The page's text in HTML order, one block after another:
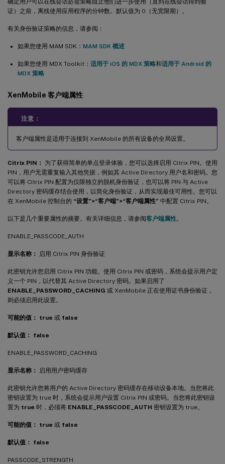
证）之前，离线使用应用程序的分钟数。默认值为 0（无宽限期）。
有关身份验证策略的信息，请参阅：
如果您使用 MAM SDK： MAM SDK 概述
如果您使用 MDX Toolkit： 适用于 iOS 的 MDX 策略和适用于 Android 的
MDX 策略
XenMobile 客户端属性
注意：
客户端属性是适用于连接到 XenMobile 的所有设备的全局设置。
Citrix PIN：
为了获得简单的单点登录体验，您可以选择启用 Citrix PIN。使用
PIN，用户无需重复输入其他凭据，例如其 Active Directory 用户名和密码。您
可以将 Citrix PIN 配置为仅限独立的脱机身份验证，也可以将 PIN 与 Active
Directory 密码缓存结合使用，以简化身份验证，从而实现最佳可用性。您可以
在 XenMobile 控制台的 “设置”>“客户端”>“客户端属性” 中配置 Citrix PIN。
以下是几个重要属性的摘要。有关详细信息，请参阅客户端属性。
ENABLE_PASSCODE_AUTH
显示名称： 启用 Citrix PIN 身份验证
此密钥允许您启用 Citrix PIN 功能。使用 Citrix PIN 或密码，系统会提示用户定
义一个 PIN，以代替其 Active Directory 密码。如果启用了
ENABLE_PASSWORD_CACHING 或 XenMobile 正在使用证书身份验证，
则必须启用此设置。
可能的值： true 或 false
默认值： false
ENABLE_PASSWORD_CACHING
显示名称： 启用用户密码缓存
此密钥允许您将用户的 Active Directory 密码缓存在移动设备本地。当您将此
密钥设置为 true 时，系统会提示用户设置 Citrix PIN 或密码。当您将此密钥设
置为 true 时，必须将 ENABLE_PASSCODE_AUTH 密钥设置为 true。
可能的值： true 或 false
默认值： false
PASSCODE_STRENGTH